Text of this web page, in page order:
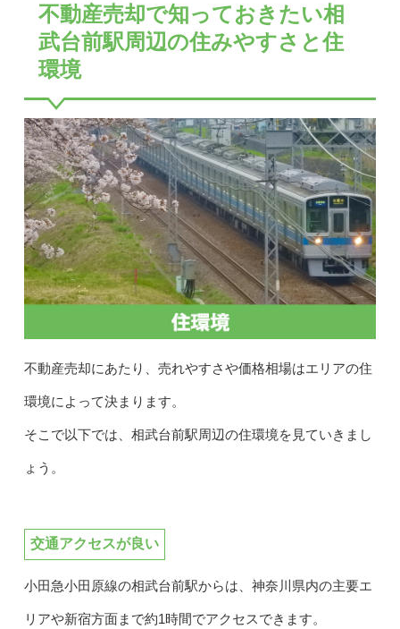
不動産売却で知っておきたい相
武台前駅周辺の住みやすさと住
環境
不動産売却にあたり、売れやすさや価格相場はエリアの住
環境によって決まります。
そこで以下では、相武台前駅周辺の住環境を見ていきまし
ょう。
交通アクセスが良い
小田急小田原線の相武台前駅からは、神奈川県内の主要エ
リアや新宿方面まで約1時間でアクセスできます。